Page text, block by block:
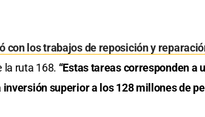
con los trabajos de reposición y
la ruta 168. “Estas tareas corresponden a
superior a los 128 millones de